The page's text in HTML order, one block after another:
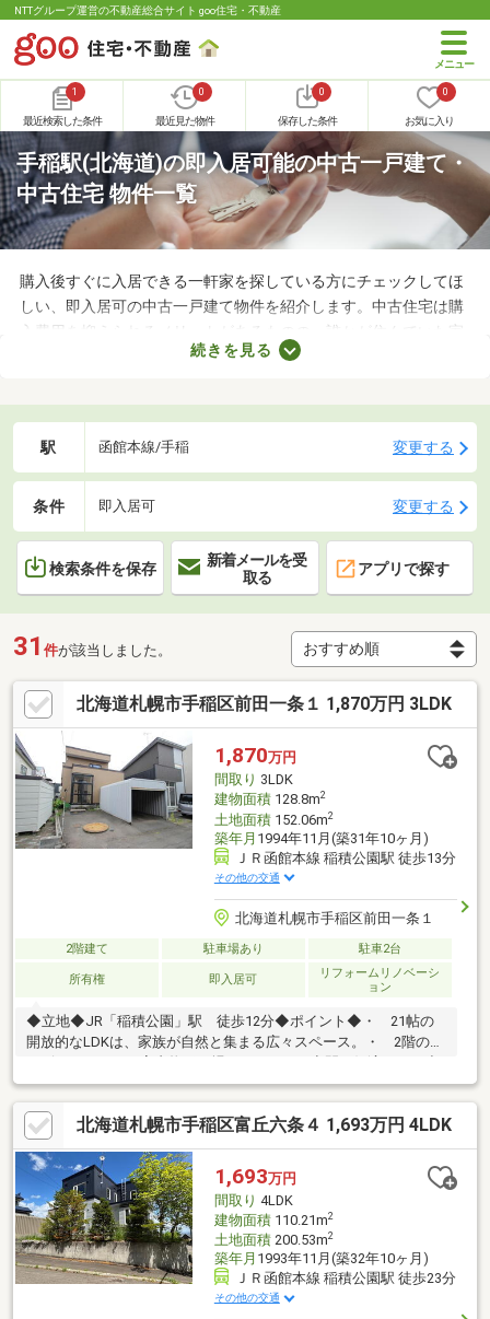
NTTグループ運営の不動産総合サイト goo住宅・不動産
1
最近検索した条件
0
最近見た物件
0
保存した条件
0
お気に入り
手稲駅(北海道)の即入居可能の中古一戸建て・
中古住宅 物件一覧
購入後すぐに入居できる一軒家を探している方にチェックしてほ
しい、即入居可の中古一戸建て物件を紹介します。中古住宅は購
入費用を抑えられるメリットがあるものの、誰かが住んでいた家
なのでクリーニングが必須。即入居可の物件はクリーニング済み
ならない方は、即入居可の物件から気になる家を見つけてくださ
続きを見る
駅 函館本線/手稲 変更する
条件 即入居可 変更する
検索条件を保存
新着メールを受
取る
アプリで探す
31 件が該当しました。
北海道札幌市手稲区前田一条１ 1,870万円 3LDK
1,870万円
間取り 3LDK
建物面積128.8m2
土地面積152.06m2
築年月 1994年11月(築31年10ヶ月)
ＪＲ函館本線 稲積公園駅 徒歩13分
その他の交通
北海道札幌市手稲区前田一条１
2階建て 駐車場あり 駐車2台
所有権 即入居可
リフォームリノベーシ
ョン
◆立地◆JR「稲積公園」駅 徒歩12分◆ポイント◆・ 21帖の
開放的なLDKは、家族が自然と集まる広々スペース。・ 2階のサ
学校まで徒歩8分、スーパーやサツドラも徒歩圏内で生活便
利。・ 経済的な灯油の給湯暖房を完備し、冬も暖かく過ごせま
す。・ 車庫+カースペースの2台駐車可能◆リフォーム詳細◆必
要な箇所をお好みでリフォームして住むスタイルが適していま
す。～設立30年の実績。後悔しない住まい選びを～（株）円美屋
にお任せください。TEL：0120-081-038
北海道札幌市手稲区富丘六条４ 1,693万円 4LDK
1,693万円
間取り 4LDK
建物面積110.21m2
土地面積200.53m2
築年月 1993年11月(築32年10ヶ月)
ＪＲ函館本線 稲積公園駅 徒歩23分
その他の交通